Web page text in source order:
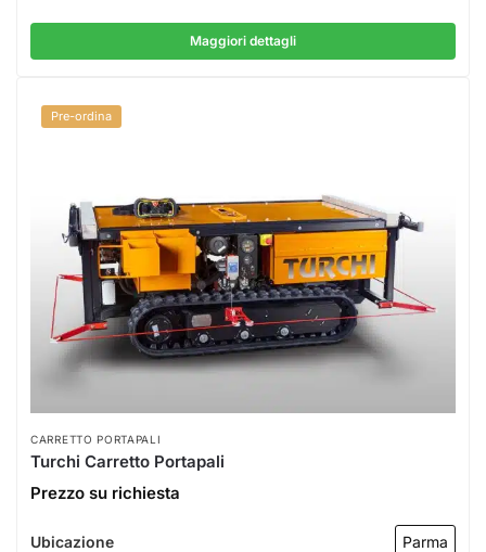
Maggiori dettagli
Pre-ordina
CARRETTO PORTAPALI
Turchi Carretto Portapali
Prezzo su richiesta
Ubicazione Parma